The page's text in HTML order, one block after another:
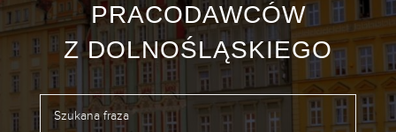
PRACODAWCÓW
Z DOLNOŚLĄSKIEGO